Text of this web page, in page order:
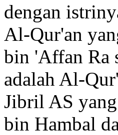
dengan
Al-Qur'an
bin 'Affan Ra
adalah Al-
Jibril AS
bin Hambal